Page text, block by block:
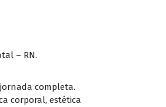
– RN.
completa.
corporal, estética